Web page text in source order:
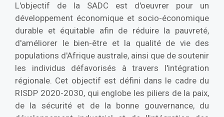
L'objectif de la SADC est d'oeuvrer pour un
développement économique et socio-économique
durable et équitable afin de réduire la pauvreté,
d'améliorer le bien-être et la qualité de vie des
populations d'Afrique australe, ainsi que de soutenir
les individus défavorisés à travers l'intégration
régionale. Cet objectif est défini dans le cadre du
RISDP 2020-2030, qui englobe les piliers de la paix,
de la sécurité et de la bonne gouvernance, du